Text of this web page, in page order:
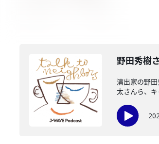
野田秀樹
演出家の野
太さんら、